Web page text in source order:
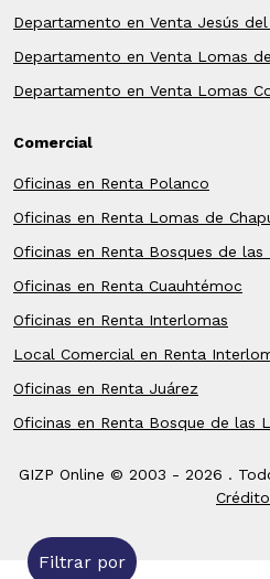
Filtrar por
Departamento en Venta Jesús
Departamento en Venta Lomas
Departamento en Venta Lomas
Comercial
Oficinas en Renta Polanco
Oficinas en Renta Lomas de
Oficinas en Renta Bosques de las
Oficinas en Renta Cuauhtémoc
Oficinas en Renta Interlomas
Local Comercial en Renta
Oficinas en Renta Juárez
Oficinas en Renta Bosque de las
GIZP Online © 2003 - 2026 .